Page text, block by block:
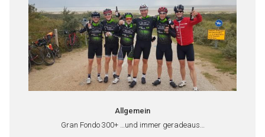
Allgemein
Gran Fondo 300+ …und immer geradeaus…